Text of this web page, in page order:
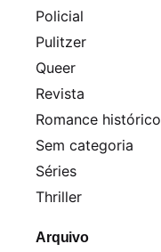
Policial
Pulitzer
Queer
Revista
Romance histórico
Sem categoria
Séries
Thriller
Arquivo